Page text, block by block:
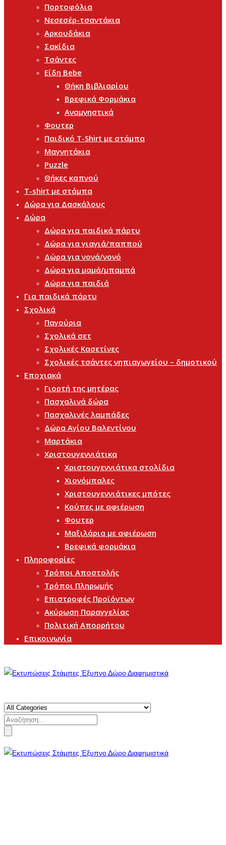
Πορτοφόλια
Νεσεσέρ-τσαντάκια
Αρκουδάκια
Σακίδια
Τσάντες
Είδη Bebe
Θήκη Βιβλιαρίου
Βρεφικά Φορμάκια
Αναμνηστικά
Φουτερ
Παιδικό T-Shirt με στάμπα
Μαγνητάκια
Puzzle
Θήκες καπνού
T-shirt με στάμπα
Δώρα για Δασκάλους
Δώρα
Δώρα για παιδικά πάρτυ
Δώρα για γιαγιά/παππού
Δώρα για νονά/νονό
Δώρα για μαμά/μπαμπά
Δώρα για παιδιά
Για παιδικά πάρτυ
Σχολικά
Παγούρια
Σχολικά σετ
Σχολικές Κασετίνες
Σχολικές τσάντες νηπιαγωγείου – δημοτικού
Εποχιακά
Γιορτή της μητέρας
Πασχαλινά δώρα
Πασχαλινές λαμπάδες
Δώρα Αγίου Βαλεντίνου
Μαρτάκια
Χριστουγεννιάτικα
Χριστουγεννιάτικα στολίδια
Χιονόμπαλες
Χριστουγεννιάτικες μπότες
Κούπες με αφιέρωση
Φουτερ
Μαξιλάρια με αφιέρωση
Βρεφικά φορμάκια
Πληροφορίες
Τρόποι Αποστολής
Τρόποι Πληρωμής
Επιστροφές Προϊόντων
Ακύρωση Παραγγελίας
Πολιτική Απορρήτου
Επικοινωνία
Search